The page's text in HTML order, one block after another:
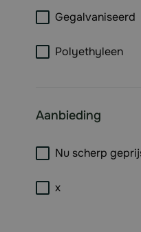
Gegalvaniseerd
Polyethyleen
Aanbieding
Nu scherp
x